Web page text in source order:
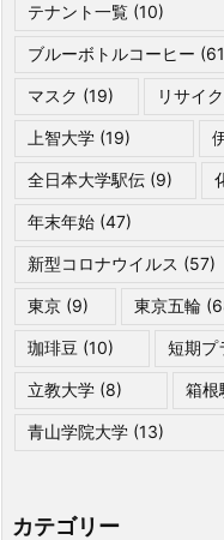
テナント一覧 (10)
ブルーボトルコーヒー
マスク (19) リサイ
上智大学 (19)
全日本大学駅伝 (9)
年末年始 (47)
新型コロナウイルス (57)
東京 (9) 東京五輪
珈琲豆 (10) 短期プ
立教大学 (8) 箱根
青山学院大学 (13)
カテゴリー